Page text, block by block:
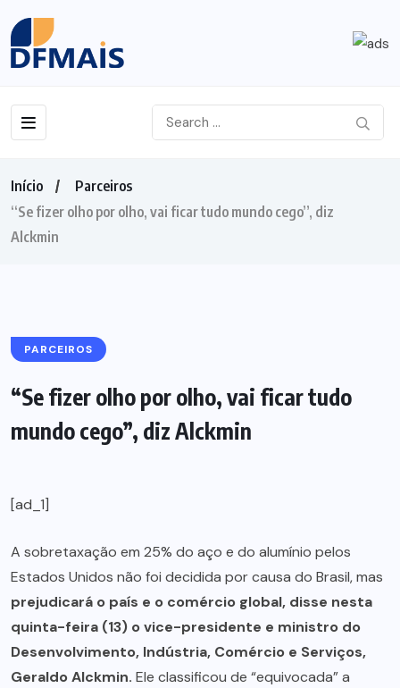
Início
Parceiros
“Se fizer olho por olho, vai ficar tudo mundo cego”, diz
Alckmin
PARCEIROS
“Se fizer olho por olho, vai ficar tudo
mundo cego”, diz Alckmin
[ad_1]
A sobretaxação em 25% do aço e do alumínio pelos
Estados Unidos não foi decidida por causa do Brasil, mas
prejudicará o país e o comércio global, disse nesta
quinta-feira (13) o vice-presidente e ministro do
Desenvolvimento, Indústria, Comércio e Serviços,
Geraldo Alckmin. Ele classificou de “equivocada” a